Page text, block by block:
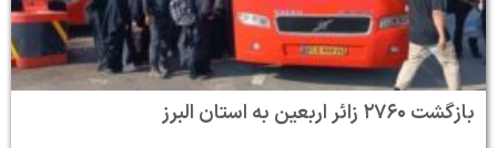
بازگشت ۲۷۶۰ زائر اربعین به استان البرز